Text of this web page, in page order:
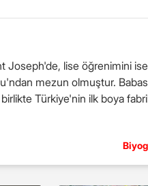
Joseph'de, lise öğrenimini
mezun olmuştur.
birlikte Türkiye'nin ilk boya